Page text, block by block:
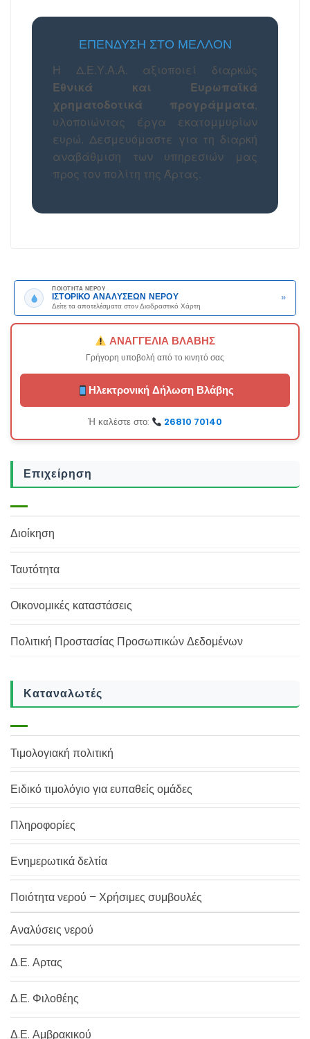
ΕΠΈΝΔΥΣΗ ΣΤΟ ΜΈΛΛΟΝ
Η Δ.Ε.Υ.Α.Α. αξιοποιεί διαρκώς
Εθνικά και Ευρωπαϊκά
χρηματοδοτικά προγράμματα,
υλοποιώντας έργα εκατομμυρίων
ευρώ. Δεσμευόμαστε για τη διαρκή
αναβάθμιση των υπηρεσιών μας
προς τον πολίτη της Άρτας.
ΠΟΙΟΤΗΤΑ ΝΕΡΟΥ
ΙΣΤΟΡΙΚΟ ΑΝΑΛΥΣΕΩΝ ΝΕΡΟΥ
Δείτε τα αποτελέσματα στον Διαδραστικό Χάρτη
»
ΑΝΑΓΓΕΛΙΑ ΒΛΑΒΗΣ
Γρήγορη υποβολή από το κινητό σας
Ηλεκτρονική Δήλωση Βλάβης
Ή καλέστε στο: 26810 70140
Επιχείρηση
Διοίκηση
Ταυτότητα
Οικονομικές καταστάσεις
Πολιτική Προστασίας Προσωπικών Δεδομένων
Καταναλωτές
Τιμολογιακή πολιτική
Ειδικό τιμολόγιο για ευπαθείς ομάδες
Πληροφορίες
Ενημερωτικά δελτία
Ποιότητα νερού – Χρήσιμες συμβουλές
Αναλύσεις νερού
Δ.Ε. Αρτας
Δ.Ε. Φιλοθέης
Δ.Ε. Αμβρακικού